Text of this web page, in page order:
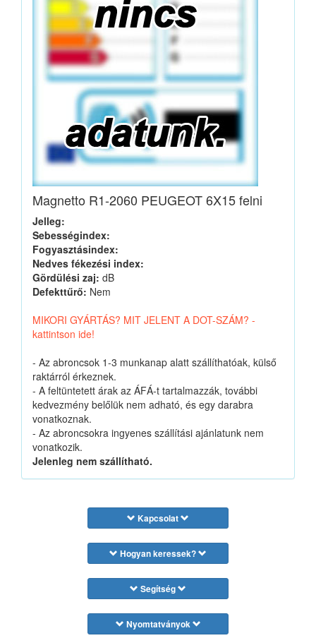
Magnetto R1-2060 PEUGEOT 6X15 felni
Jelleg:
Sebességindex:
Fogyasztásindex:
Nedves fékezési index:
Gördülési zaj: dB
Defekttűrő: Nem
MIKORI GYÁRTÁS? MIT JELENT A DOT-SZÁM? -
kattintson ide!
- Az abroncsok 1-3 munkanap alatt szállíthatóak, külső
raktárról érkeznek.
- A feltüntetett árak az ÁFÁ-t tartalmazzák, további
kedvezmény belőlük nem adható, és egy darabra
vonatkoznak.
- Az abroncsokra ingyenes szállítási ajánlatunk nem
vonatkozik.
Jelenleg nem szállítható.
Kapcsolat
Hogyan keressek?
Segítség
Nyomtatványok